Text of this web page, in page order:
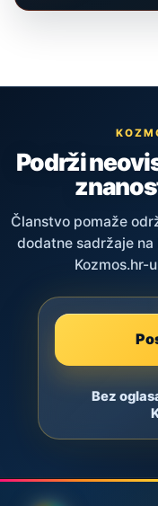
Podrži
Članstvo pomaže
dodatne sadržaje
Kozmos.hr-
Bez